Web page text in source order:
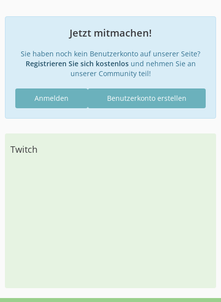
Jetzt mitmachen!
Sie haben noch kein Benutzerkonto auf unserer Seite?
Registrieren Sie sich kostenlosund nehmen Sie an
unserer Community teil!
Benutzerkonto erstellen
Anmelden
Twitch